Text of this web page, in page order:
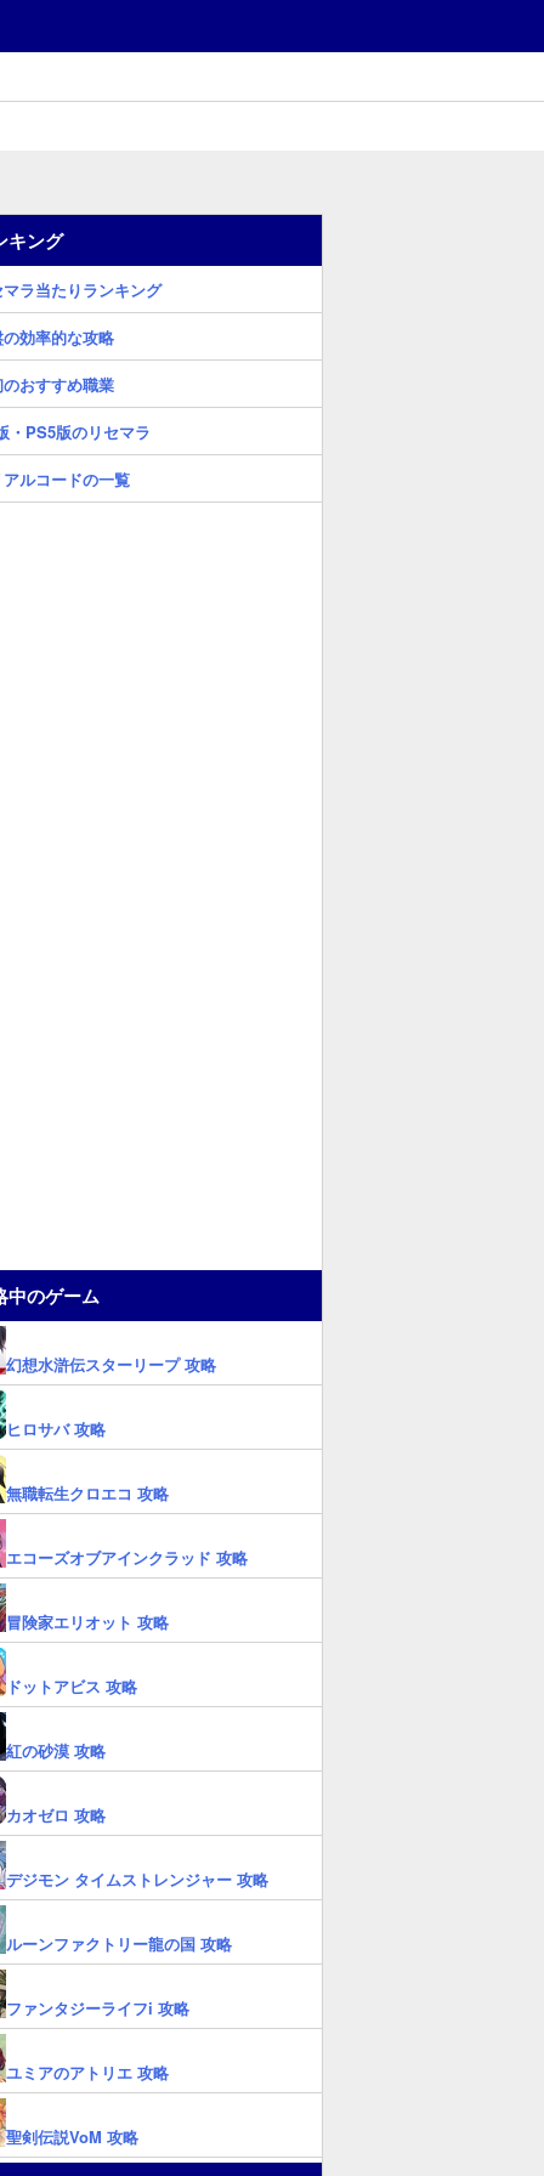
キング
マラ当たりランキング
の効率的な攻略
おすすめ職業
・PS5版のリセマラ
アルコードの一覧
中のゲーム
幻想水滸伝スターリープ 攻略
ヒロサバ 攻略
無職転生クロエコ 攻略
エコーズオブアインクラッド 攻略
冒険家エリオット 攻略
ドットアビス 攻略
紅の砂漠 攻略
カオゼロ 攻略
デジモン タイムストレンジャー 攻略
ルーンファクトリー龍の国 攻略
ファンタジーライフi 攻略
ユミアのアトリエ 攻略
聖剣伝説VoM 攻略